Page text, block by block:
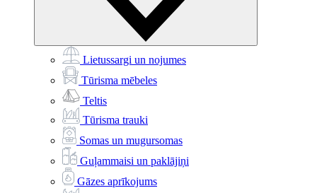
Lietussargi un nojumes
Tūrisma mēbeles
Teltis
Tūrisma trauki
Somas un mugursomas
Guļammaisi un paklājiņi
Gāzes aprīkojums